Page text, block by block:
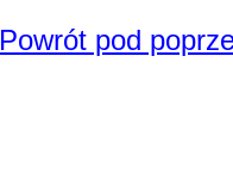
Powrót pod